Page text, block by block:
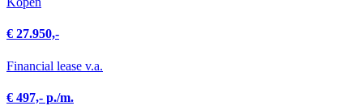
€ 27.950,-
Financial lease v.a.
€ 497,- p./m.